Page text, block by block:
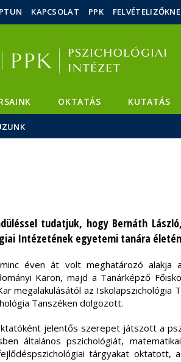
Hírek
ELTE aKAPCSOLAT PPK
OKTATÁS KUTATÁS
tudatjuk, hogy Bernáth
Intézetének egyetemi tanára
éven át volt meghatározó alakja
Karon, majd a Tanárképző
megalakulásától az Iskolapszichológia
Tanszéken dolgozott.
jelentős szerepet játszott a
általános pszichológiát,
tárgyakat oktatott,